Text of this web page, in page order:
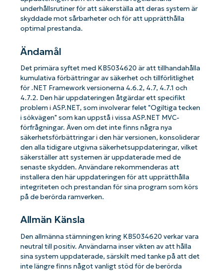
underhållsrutiner för att säkerställa att deras system är
skyddade mot sårbarheter och för att upprätthålla
optimal prestanda.
Ändamål
Det primära syftet med KB5034620 är att tillhandahålla
kumulativa förbättringar av säkerhet och tillförlitlighet
för .NET Framework versionerna 4.6.2, 4.7, 4.7.1 och
4.7.2. Den här uppdateringen åtgärdar ett specifikt
problem i ASP.NET, som involverar felet "Ogiltiga tecken
i sökvägen" som kan uppstå i vissa ASP.NET MVC-
förfrågningar. Även om det inte finns några nya
säkerhetsförbättringar i den här versionen, konsoliderar
den alla tidigare utgivna säkerhetsuppdateringar, vilket
säkerställer att systemen är uppdaterade med de
senaste skydden. Användare rekommenderas att
installera den här uppdateringen för att upprätthålla
integriteten och prestandan för sina program som körs
på de berörda ramverken.
Allmän Känsla
Den allmänna stämningen kring KB5034620 verkar vara
neutral till positiv. Användarna inser vikten av att hålla
sina system uppdaterade, särskilt med tanke på att det
inte längre finns något vanligt stöd för de berörda